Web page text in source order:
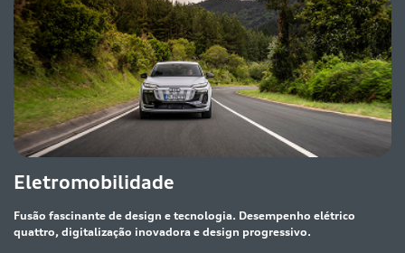
Eletromobilidade
Fusão fascinante de design e tecnologia. Desempenho elétrico
quattro, digitalização inovadora e design progressivo.